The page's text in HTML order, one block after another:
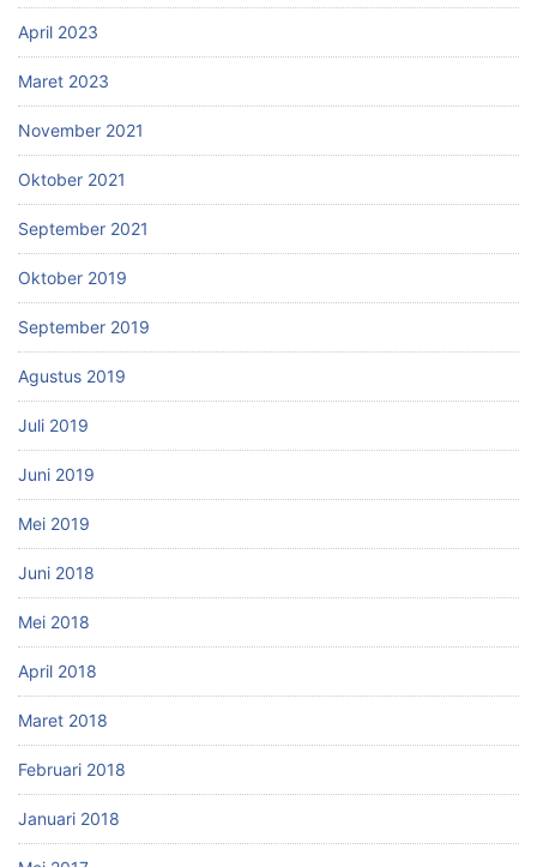
April 2023
Maret 2023
November 2021
Oktober 2021
September 2021
Oktober 2019
September 2019
Agustus 2019
Juli 2019
Juni 2019
Mei 2019
Juni 2018
Mei 2018
April 2018
Maret 2018
Februari 2018
Januari 2018